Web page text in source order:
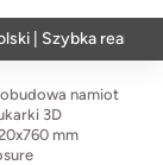
realizacja w
namiot
3D
mm